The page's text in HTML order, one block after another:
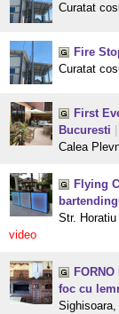
Curatat
Fire
Curatat
First
Bucuresti
Calea
Flying
Str.
video
foc cu